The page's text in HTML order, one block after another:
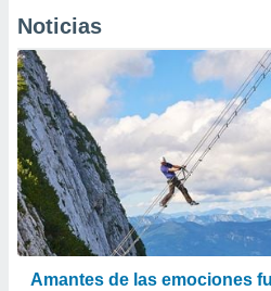
Noticias
Amantes de las emociones